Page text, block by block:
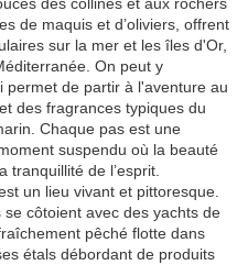
de maquis et d’oliviers, offrent
sur la mer et les îles d'Or,
On peut y
permet de partir à l'aventure au
des fragrances typiques du
Chaque pas est une
suspendu où la beauté
de l’esprit.
un lieu vivant et pittoresque.
côtoient avec des yachts de
pêché flotte dans
étals débordant de produits